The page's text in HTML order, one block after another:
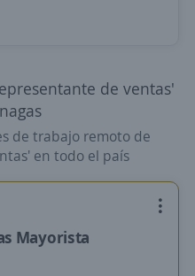
de ventas'
de trabajo remoto de
en todo el país
Mayorista